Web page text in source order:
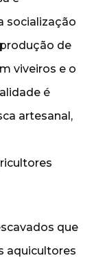
socialização
de
viveiros e o
é
artesanal,
que
aquicultores